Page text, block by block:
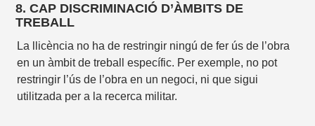
8. CAP DISCRIMINACIÓ D’ÀMBITS DE
TREBALL
La llicència no ha de restringir ningú de fer ús de l’obra
en un àmbit de treball específic. Per exemple, no pot
restringir l’ús de l’obra en un negoci, ni que sigui
utilitzada per a la recerca militar.